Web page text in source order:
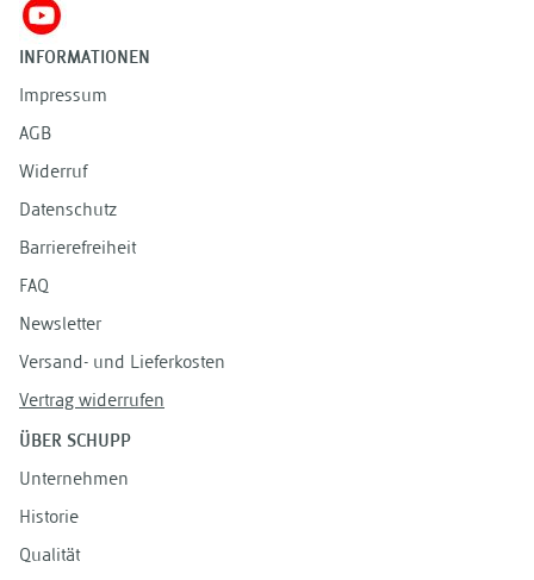
INFORMATIONEN
Impressum
AGB
Widerruf
Datenschutz
Barrierefreiheit
FAQ
Newsletter
Versand- und Lieferkosten
Vertrag widerrufen
ÜBER SCHUPP
Unternehmen
Historie
Qualität